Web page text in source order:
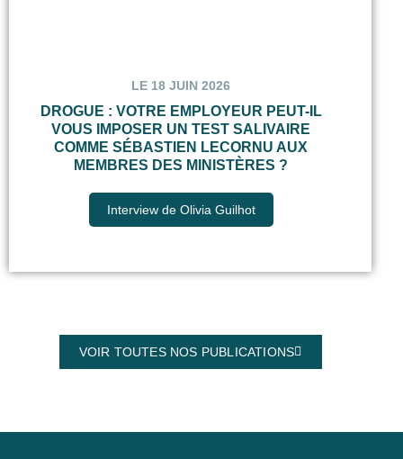
LE 18 JUIN 2026
DROGUE : VOTRE EMPLOYEUR PEUT-IL
VOUS IMPOSER UN TEST SALIVAIRE
COMME SÉBASTIEN LECORNU AUX
MEMBRES DES MINISTÈRES ?
Interview de Olivia Guilhot
VOIR TOUTES NOS PUBLICATIONS